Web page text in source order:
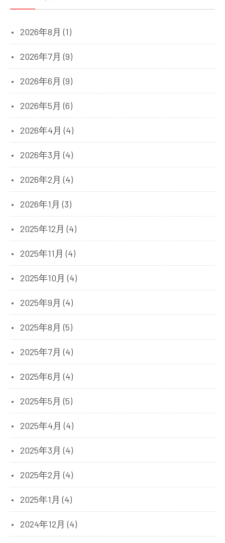
2026年8月 (1)
2026年7月 (9)
2026年6月 (9)
2026年5月 (6)
2026年4月 (4)
2026年3月 (4)
2026年2月 (4)
2026年1月 (3)
2025年12月 (4)
2025年11月 (4)
2025年10月 (4)
2025年9月 (4)
2025年8月 (5)
2025年7月 (4)
2025年6月 (4)
2025年5月 (5)
2025年4月 (4)
2025年3月 (4)
2025年2月 (4)
2025年1月 (4)
2024年12月 (4)